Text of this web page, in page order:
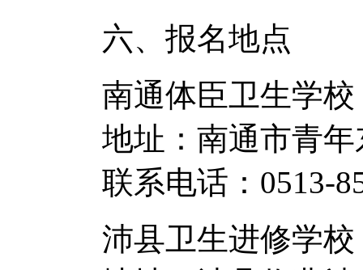
六、报名地点
南通体臣卫生学校
地址：南通市青年
联系电话：0513-
沛县卫生进修学校